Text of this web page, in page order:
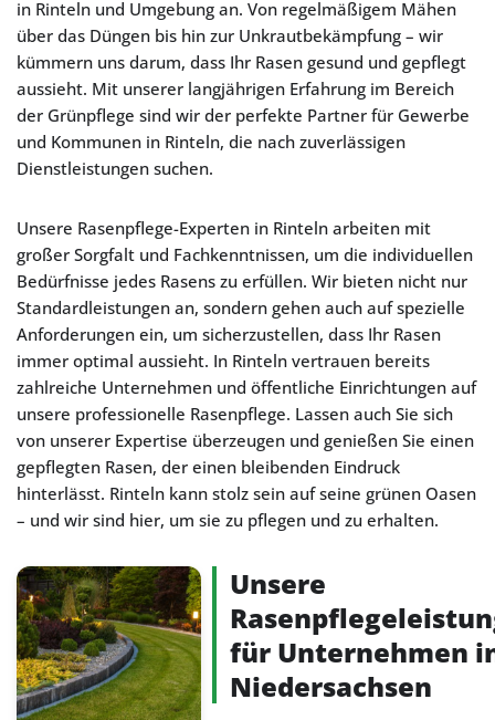
in Rinteln und Umgebung an. Von regelmäßigem Mähen
über das Düngen bis hin zur Unkrautbekämpfung – wir
kümmern uns darum, dass Ihr Rasen gesund und gepflegt
aussieht. Mit unserer langjährigen Erfahrung im Bereich
der Grünpflege sind wir der perfekte Partner für Gewerbe
und Kommunen in Rinteln, die nach zuverlässigen
Dienstleistungen suchen.
Unsere Rasenpflege-Experten in Rinteln arbeiten mit
großer Sorgfalt und Fachkenntnissen, um die individuellen
Bedürfnisse jedes Rasens zu erfüllen. Wir bieten nicht nur
Standardleistungen an, sondern gehen auch auf spezielle
Anforderungen ein, um sicherzustellen, dass Ihr Rasen
immer optimal aussieht. In Rinteln vertrauen bereits
zahlreiche Unternehmen und öffentliche Einrichtungen auf
unsere professionelle Rasenpflege. Lassen auch Sie sich
von unserer Expertise überzeugen und genießen Sie einen
gepflegten Rasen, der einen bleibenden Eindruck
hinterlässt. Rinteln kann stolz sein auf seine grünen Oasen
– und wir sind hier, um sie zu pflegen und zu erhalten.
Unsere
für Unternehmen
Niedersachsen